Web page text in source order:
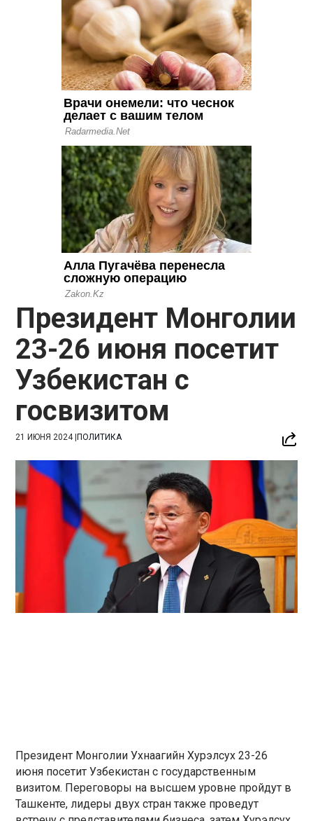
Президент Монголии
23-26 июня посетит
Узбекистан с
госвизитом
21 ИЮНЯ 2024|ПОЛИТИКА
Президент Монголии Ухнаагийн Хурэлсух 23-26
июня посетит Узбекистан с государственным
визитом. Переговоры на высшем уровне пройдут в
Ташкенте, лидеры двух стран также проведут